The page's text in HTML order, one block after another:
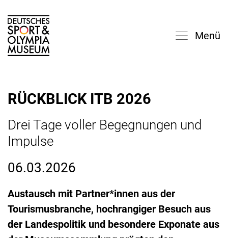
Menü
RÜCKBLICK ITB 2026
Drei Tage voller Begegnungen und
Impulse
06.03.2026
Austausch mit Partner*innen aus der
Tourismusbranche, hochrangiger Besuch aus
der Landespolitik und besondere Exponate aus